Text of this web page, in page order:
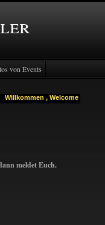
von Events
meldet Euch.